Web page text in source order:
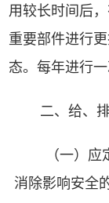
用较长时间后
重要部件进行
态。每年进行
二、给、
（一）应
消除影响安全